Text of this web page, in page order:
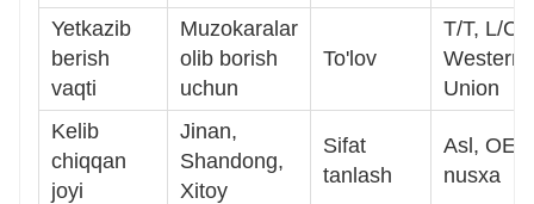
Yetkazib
berish
vaqti
Muzokaralar
olib borish
uchun
To'lov
T/T, L/C,
Western
Union
Kelib
chiqqan
joyi
Jinan,
Shandong,
Xitoy
Sifat
tanlash
Asl,
nusxa